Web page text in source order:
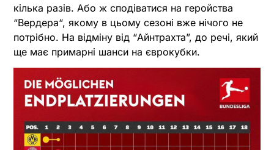
кілька разів. Або ж сподіватися на геройства
“Вердера“, якому в цьому сезоні вже нічого не
потрібно. На відміну від “Айнтрахта”, до речі, який
ще має примарні шанси на єврокубки.